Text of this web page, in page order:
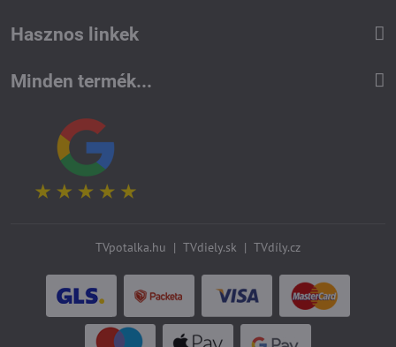
Hasznos linkek
Minden termék...
TVpotalka.hu | TVdiely.sk | TVdíly.cz